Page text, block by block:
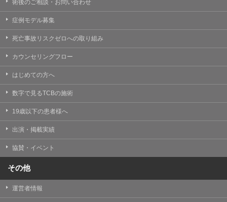
アクセスログはWEBサイトの保守管理や利用状況に関す
る統計分析のために使用されます。それ以外の目的で使
用されることはありません。
本プライバシーポリシーの内容は、法令変更への対応や
す。
変更後のプライバシーポリシーについては、当サイトに
術後のご相談・お問い合わせ
症例モデル募集
死亡事故リスクゼロへの取り組み
カウンセリングフロー
はじめての方へ
数字で見るTCBの施術
19歳以下の患者様へ
出演・掲載実績
協賛・イベント
その他
運営者情報